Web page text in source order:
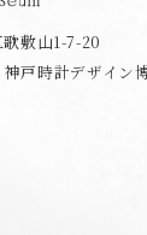
敷山1-7-20
戸時計デザイン